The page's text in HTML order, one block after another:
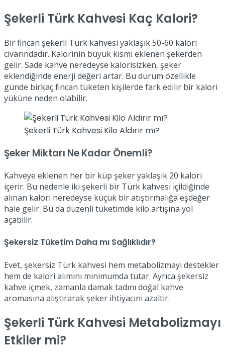
Şekerli Türk Kahvesi Kaç Kalori?
Bir fincan şekerli Türk kahvesi yaklaşık 50-60 kalori
civarındadır. Kalorinin büyük kısmı eklenen şekerden
gelir. Sade kahve neredeyse kalorisizken, şeker
eklendiğinde enerji değeri artar. Bu durum özellikle
günde birkaç fincan tüketen kişilerde fark edilir bir kalori
yüküne neden olabilir.
Şekerli Türk Kahvesi Kilo Aldırır mı?
Şeker Miktarı Ne Kadar Önemli?
Kahveye eklenen her bir küp şeker yaklaşık 20 kalori
içerir. Bu nedenle iki şekerli bir Türk kahvesi içildiğinde
alınan kalori neredeyse küçük bir atıştırmalığa eşdeğer
hale gelir. Bu da düzenli tüketimde kilo artışına yol
açabilir.
Şekersiz Tüketim Daha mı Sağlıklıdır?
Evet, şekersiz Türk kahvesi hem metabolizmayı destekler
hem de kalori alımını minimumda tutar. Ayrıca şekersiz
kahve içmek, zamanla damak tadını doğal kahve
aromasına alıştırarak şeker ihtiyacını azaltır.
Şekerli Türk Kahvesi Metabolizmayı
Etkiler mi?